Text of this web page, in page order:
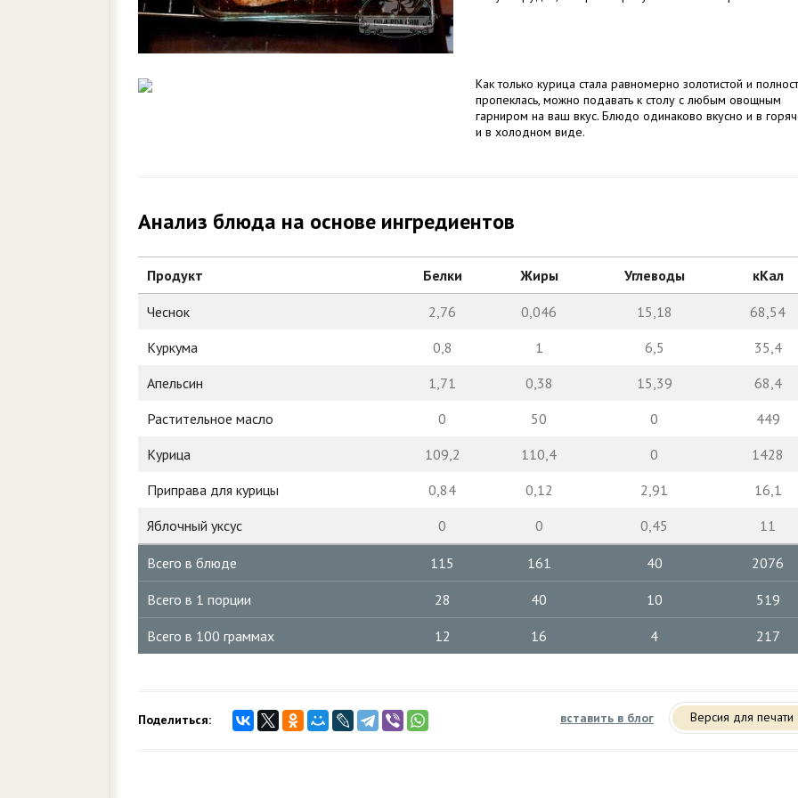
Как только курица стала равномерно золотистой и
пропеклась, можно подавать к столу с любым овощным
гарниром на ваш вкус. Блюдо одинаково вкусно и в
и в холодном виде.
Анализ блюда на основе ингредиентов
Продукт Белки Жиры Углеводы кКал
Чеснок 2,76 0,046 15,18
68,54
Куркума
0,8 1 6,5
35,4
Апельсин
1,71 0,38 15,39
68,4
Растительное масло
0 50 0
449
Курица
109,2 110,4 0
1428
Приправа для курицы
0,84 0,12 2,91
16,1
Яблочный уксус
0 0 0,45 11
Всего в блюде 115 161 40 2076
Всего в 1 порции 28 40 10 519
Всего в 100 граммах 12 16 4 217
Поделиться: вставить в блог Версия для печати